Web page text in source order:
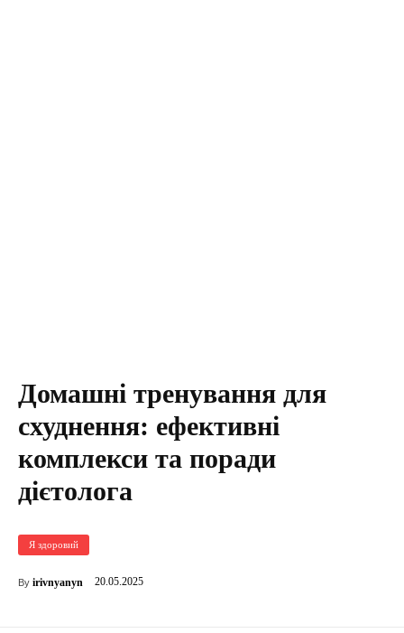
Домашні тренування для
схуднення: ефективні
комплекси та поради
дієтолога
Я здоровий
By irivnyanyn 20.05.2025